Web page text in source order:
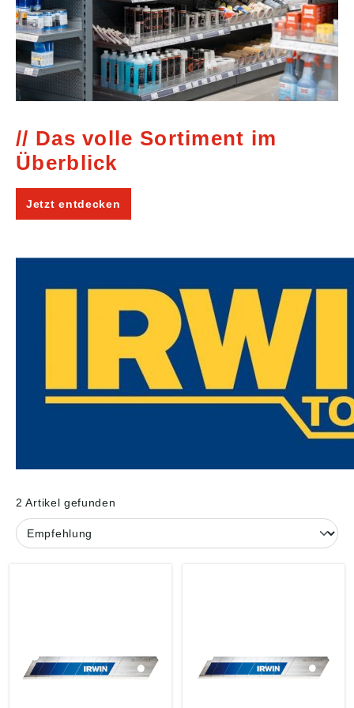
Das volle Sortiment im
Überblick
Jetzt entdecken
2 Artikel gefunden